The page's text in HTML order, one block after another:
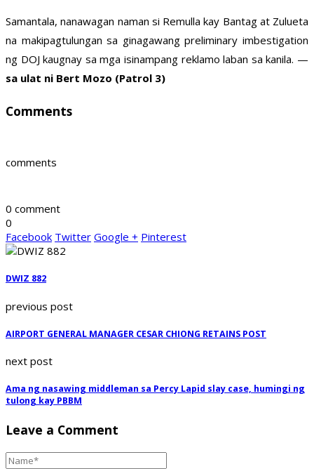
Samantala, nanawagan naman si Remulla kay Bantag at Zulueta
na makipagtulungan sa ginagawang preliminary imbestigation
ng DOJ kaugnay sa mga isinampang reklamo laban sa kanila. —
sa ulat ni Bert Mozo (Patrol 3)
Comments
comments
0 comment
0
Facebook Twitter Google + Pinterest
DWIZ 882
previous post
AIRPORT GENERAL MANAGER CESAR CHIONG RETAINS POST
next post
Ama ng nasawing middleman sa Percy Lapid slay case, humingi ng
tulong kay PBBM
Leave a Comment